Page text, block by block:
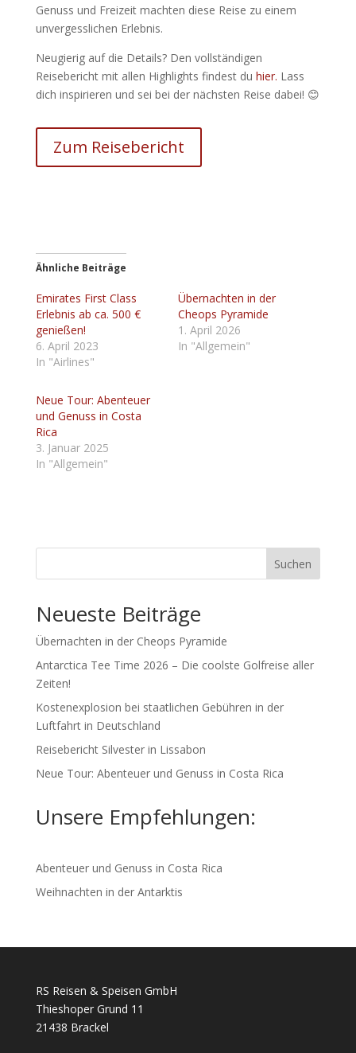
Genuss und Freizeit machten diese Reise zu einem
unvergesslichen Erlebnis.
Neugierig auf die Details? Den vollständigen
Reisebericht mit allen Highlights findest du hier. Lass
dich inspirieren und sei bei der nächsten Reise dabei! 😊
Zum Reisebericht
Ähnliche Beiträge
Emirates First Class
Erlebnis ab ca. 500 €
genießen!
6. April 2023
In "Airlines"
Übernachten in der
Cheops Pyramide
1. April 2026
In "Allgemein"
Neue Tour: Abenteuer
und Genuss in Costa
Rica
3. Januar 2025
In "Allgemein"
Suchen
Neueste Beiträge
Übernachten in der Cheops Pyramide
Antarctica Tee Time 2026 – Die coolste Golfreise aller
Zeiten!
Kostenexplosion bei staatlichen Gebühren in der
Luftfahrt in Deutschland
Reisebericht Silvester in Lissabon
Neue Tour: Abenteuer und Genuss in Costa Rica
Unsere Empfehlungen:
Abenteuer und Genuss in Costa Rica
Weihnachten in der Antarktis
RS Reisen & Speisen GmbH
Thieshoper Grund 11
21438 Brackel